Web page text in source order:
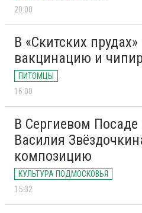
20:00
В «Скитских
вакцинацию и
ПИТОМЦЫ
16:00
В Сергиевом
Василия
композицию
КУЛЬТУРА ПОДМОСКОВЬЯ
15:32